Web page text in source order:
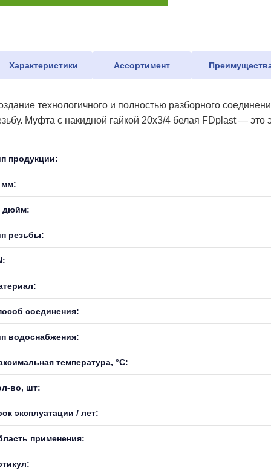
Характеристики Ассортимент
технологичного и полностью разборного
Муфта с накидной гайкой 20х3/4 белая FDplast —
продукции:
мм:
дюйм:
резьбы:
соединения:
водоснабжения:
температура, °С:
во, шт:
эксплуатации / лет:
применения: